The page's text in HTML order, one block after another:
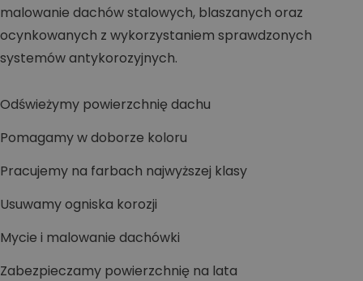
malowanie dachów stalowych, blaszanych oraz
ocynkowanych z wykorzystaniem sprawdzonych
systemów antykorozyjnych.
Odświeżymy powierzchnię dachu
Pomagamy w doborze koloru
Pracujemy na farbach najwyższej klasy
Usuwamy ogniska korozji
Mycie i malowanie dachówki
Zabezpieczamy powierzchnię na lata